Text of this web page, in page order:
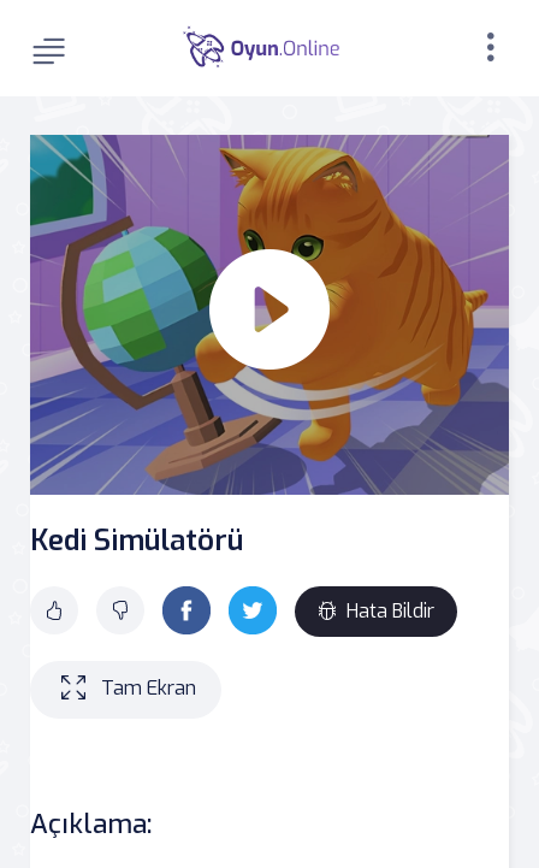
Kedi Simülatörü
Hata Bildir
Tam Ekran
Açıklama: